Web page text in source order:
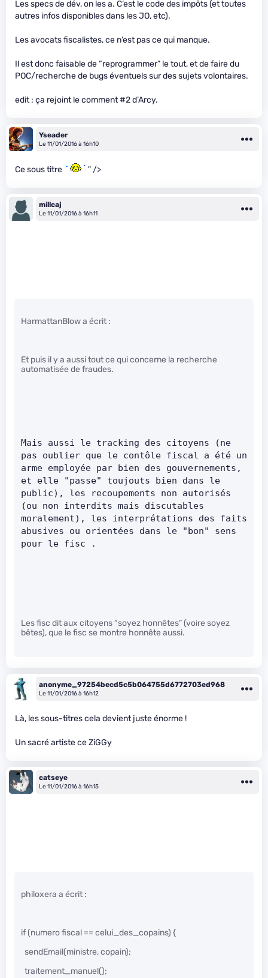
Les specs de dév, on les a. C’est le code des impôts (et toutes
autres infos disponibles dans les JO, etc).
Les avocats fiscalistes, ce n’est pas ce qui manque.
Il est donc faisable de “reprogrammer” le tout, et de faire du
POC/recherche de bugs éventuels sur des sujets volontaires.
edit : ça rejoint le comment #2 d’Arcy.
Yseader
Le 11/01/2016 à 16h10
Ce sous titre " />
millcaj
Le 11/01/2016 à 16h11
HarmattanBlow a écrit :
Et puis il y a aussi tout ce qui concerne la recherche
automatisée de fraudes.
Mais aussi le tracking des citoyens (ne
pas oublier que le contôle fiscal a été un
arme employée par bien des gouvernements,
et elle "passe" toujouts bien dans le
public), les recoupements non autorisés
(ou non interdits mais discutables
moralement), les interprétations des faits
abusives ou orientées dans le "bon" sens
pour le fisc .
Les fisc dit aux citoyens “soyez honnêtes” (voire soyez
bêtes), que le fisc se montre honnête aussi.
anonyme_97254becd5c5b064755d6772703ed968
Le 11/01/2016 à 16h12
Là, les sous-titres cela devient juste énorme !
Un sacré artiste ce ZiGGy
catseye
Le 11/01/2016 à 16h15
philoxera a écrit :
if (numero fiscal == celui_des_copains) {
sendEmail(ministre, copain);
traitement_manuel();